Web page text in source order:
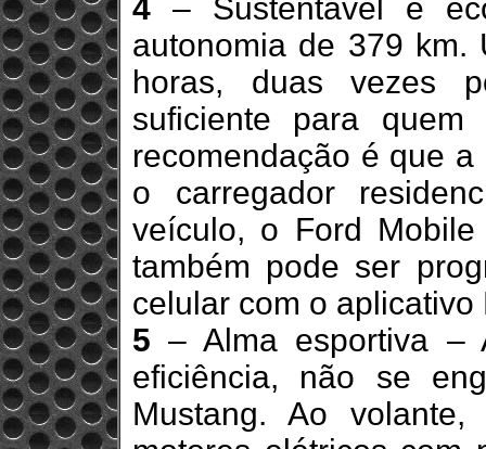
4 – Sustentável e
autonomia de 379 km.
horas, duas vezes
suficiente para
recomendação é que
o carregador
veículo, o Ford
também pode ser
celular com o aplicativo
5 – Alma esportiva –
eficiência, não se
Mustang. Ao